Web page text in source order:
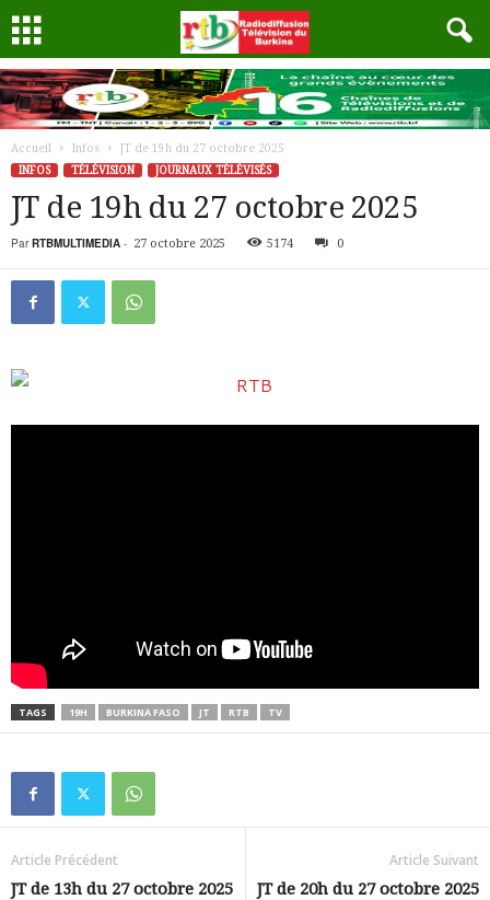
Accueil Infos
JT de 19h du 27 octobre 2025
INFOS
TÉLÉVISION JOURNAUX TÉLÉVISÉS
JT de 19h du 27 octobre 2025
Par RTBMULTIMEDIA - 27 octobre 2025 5174 0
TAGS 19H BURKINA FASO JT RTB TV
Article Précédent
JT de 13h du 27 octobre 2025
Article Suivant
JT de 20h du 27 octobre 2025